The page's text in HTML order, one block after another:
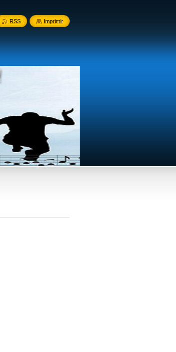
RSS Imprimir